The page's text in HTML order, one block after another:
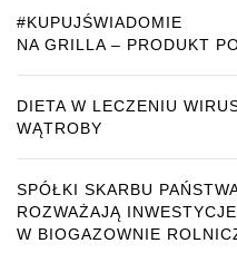
#KUPUJŚWIADOMIE
NA GRILLA – PRODUKT
DIETA W LECZENIU
WĄTROBY
SPÓŁKI SKARBU
ROZWAŻAJĄ INWESTYCJE
W BIOGAZOWNIE